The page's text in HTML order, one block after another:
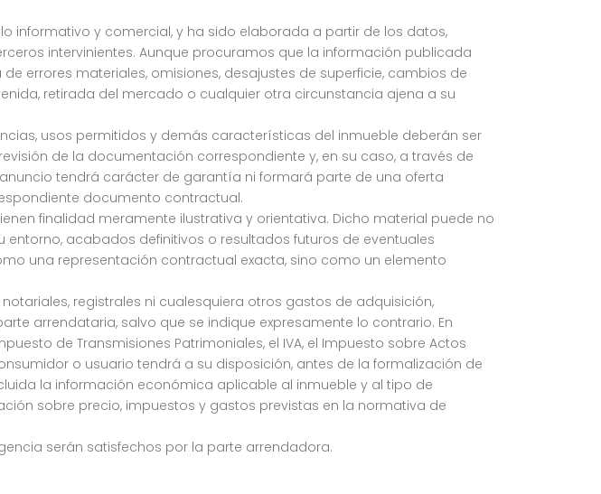
informativo y comercial, y ha sido elaborada a partir de los datos,
intervinientes. Aunque procuramos que la información publicada
errores materiales, omisiones, desajustes de superficie, cambios de
retirada del mercado o cualquier otra circunstancia ajena a su
usos permitidos y demás características del inmueble deberán ser
de la documentación correspondiente y, en su caso, a través de
tendrá carácter de garantía ni formará parte de una oferta
documento contractual.
finalidad meramente ilustrativa y orientativa. Dicho material puede no
entorno, acabados definitivos o resultados futuros de eventuales
una representación contractual exacta, sino como un elemento
registrales ni cualesquiera otros gastos de adquisición,
arrendataria, salvo que se indique expresamente lo contrario. En
de Transmisiones Patrimoniales, el IVA, el Impuesto sobre Actos
o usuario tendrá a su disposición, antes de la formalización de
la información económica aplicable al inmueble y al tipo de
sobre precio, impuestos y gastos previstas en la normativa de
serán satisfechos por la parte arrendadora.